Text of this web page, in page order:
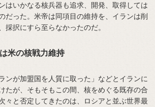
はいかなる核兵器も追求、開発、取得しては
だった。米帝は同項目の維持を、イランは削
採択にすら至らなかったのだ。
米の核戦力維持
ンが加盟国を人質に取った」などとイランに
たが、そもそもこの間、核をめぐる既存の合
々と否定してきたのは、ロシアと並ぶ世界最